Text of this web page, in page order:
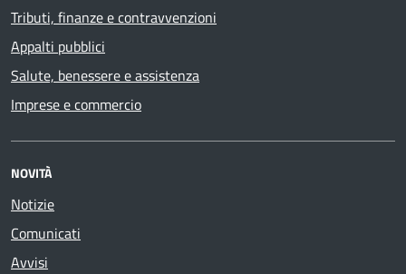
Tributi, finanze e contravvenzioni
Appalti pubblici
Salute, benessere e assistenza
Imprese e commercio
NOVITÀ
Notizie
Comunicati
Avvisi